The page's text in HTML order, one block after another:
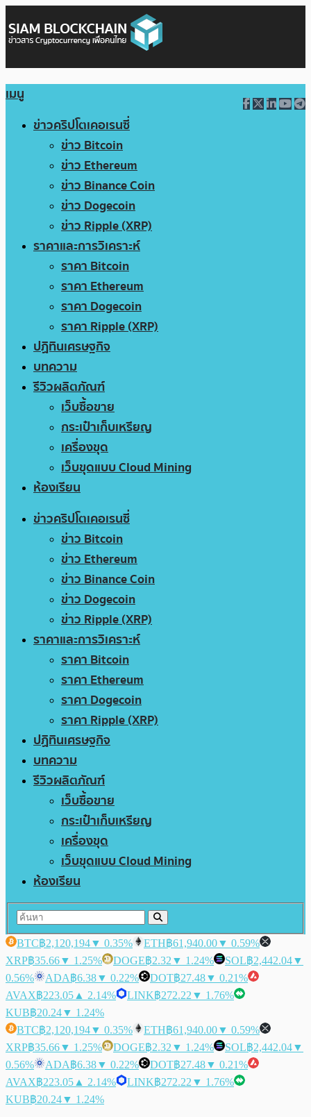
เมนู
ข่าวคริปโตเคอเรนซี่
ข่าว Bitcoin
ข่าว Ethereum
ข่าว Binance Coin
ข่าว Dogecoin
ข่าว Ripple (XRP)
ราคาและการวิเคราะห์
ราคา Bitcoin
ราคา Ethereum
ราคา Dogecoin
ราคา Ripple (XRP)
ปฏิทินเศรษฐกิจ
บทความ
รีวิวผลิตภัณฑ์
เว็บซื้อขาย
กระเป๋าเก็บเหรียญ
เครื่องขุด
เว็บขุดแบบ Cloud Mining
ห้องเรียน
ข่าวคริปโตเคอเรนซี่
ข่าว Bitcoin
ข่าว Ethereum
ข่าว Binance Coin
ข่าว Dogecoin
ข่าว Ripple (XRP)
ราคาและการวิเคราะห์
ราคา Bitcoin
ราคา Ethereum
ราคา Dogecoin
ราคา Ripple (XRP)
ปฏิทินเศรษฐกิจ
บทความ
รีวิวผลิตภัณฑ์
เว็บซื้อขาย
กระเป๋าเก็บเหรียญ
เครื่องขุด
เว็บขุดแบบ Cloud Mining
ห้องเรียน
BTC฿2,120,194▼ 0.35% ETH฿61,940.00▼ 0.59%
XRP฿35.66▼ 1.25% DOGE฿2.32 ▼ 1.24% SOL฿2,442.04▼
0.56%
ADA฿6.38▼ 0.22% DOT฿27.48▼ 0.21%
AVAX฿223.05 ▲ 2.14% LINK฿272.22 ▼ 1.76%
KUB฿20.24▼ 1.24%
BTC฿2,120,194▼ 0.35% ETH฿61,940.00▼ 0.59%
XRP฿35.66▼ 1.25% DOGE฿2.32 ▼ 1.24% SOL฿2,442.04▼
0.56%
ADA฿6.38▼ 0.22% DOT฿27.48▼ 0.21%
AVAX฿223.05 ▲ 2.14% LINK฿272.22 ▼ 1.76%
KUB฿20.24▼ 1.24%